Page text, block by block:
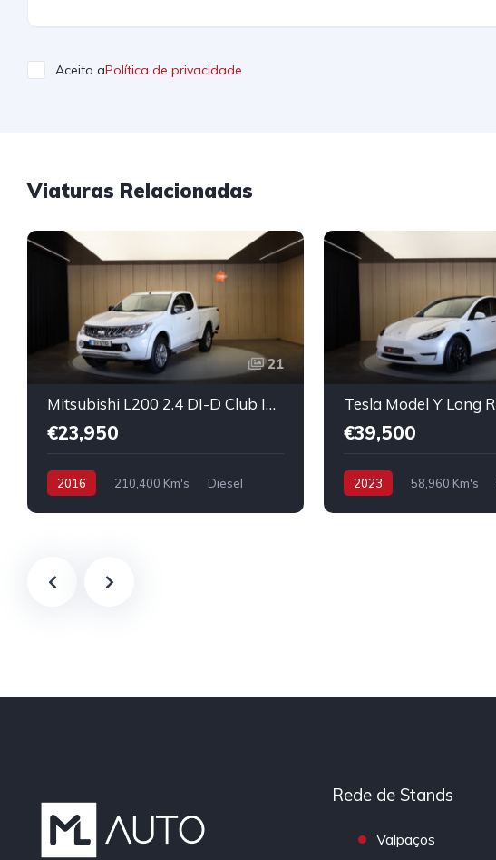
Aceito aPolítica de privacidade
Viaturas Relacionadas
21
Mitsubishi L200 2.4 DI-D Club Intense Strakar 4WD
€23,950
2016 210,400 Km's Diesel
€39,500
2023 58,960 Km's
Rede de Stands
Valpaços